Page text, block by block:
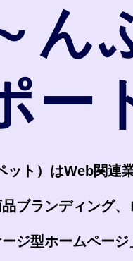
ん
ー
ット）はWeb関連
ブランディング
ジ型ホームページ